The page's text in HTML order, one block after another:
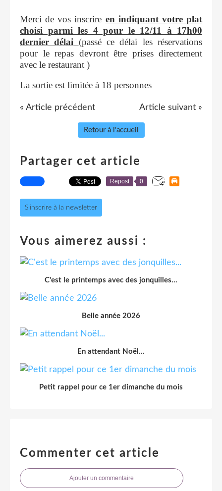
Merci de vos inscrire en indiquant votre plat
choisi parmi les 4 pour le 12/11 à 17h00
dernier délai (passé ce délai les réservations
pour le repas devront être prises directement
avec le restaurant )
La sortie est limitée à 18 personnes
« Article précédent Article suivant »
Retour à l'accueil
Partager cet article
Repost 0
S'inscrire à la newsletter
Vous aimerez aussi :
C'est le printemps avec des jonquilles...
Belle année 2026
En attendant Noël...
Petit rappel pour ce 1er dimanche du mois
Commenter cet article
Ajouter un commentaire